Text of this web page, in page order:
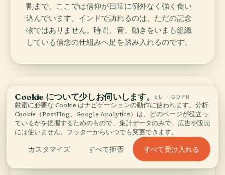
割まで、ここでは信仰が日常に例外なく強く食い
込んでいます。インドで訪れるのは、ただの記念
物ではありません。時間、音、動きをいまも組織
している信念の仕組みへ足を踏み入れるのです。
restaurant地域ごとの食の宇宙
インドの料理は、数百キロごとに、しばしば数本
の通りごとに変わります。Hyderabadのビリヤ
ニ、Mumbaiの屋台軽食、Keralaのシーフード、
Lucknowのケバブは、ひとつの国民食の変奏では
なく、別々の料理史に属しています。
Cookie について少しお伺いします。 EU · GDPR
厳密に必要な Cookie はナビゲーションの動作に使われます。分析
Cookie（PostHog、Google Analytics）は、どのページが役立っ
ているかを把握するためのもので、集計データのみで、広告や販売
には使いません。フッターからいつでも変更できます。
カスタマイズ すべて拒否 すべて受け入れる